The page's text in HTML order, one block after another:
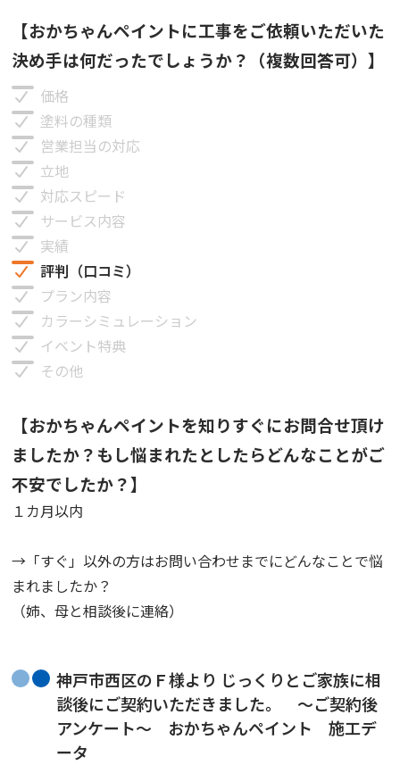
【おかちゃんペイントに工事をご依頼いただいた
決め手は何だったでしょうか？（複数回答可）】
価格
塗料の種類
営業担当の対応
立地
対応スピード
サービス内容
実績
評判（口コミ）
プラン内容
カラーシミュレーション
イベント特典
その他
【おかちゃんペイントを知りすぐにお問合せ頂け
ましたか？もし悩まれたとしたらどんなことがご
不安でしたか？】
１カ月以内
→「すぐ」以外の方はお問い合わせまでにどんなことで悩
まれましたか？
（姉、母と相談後に連絡）
神戸市西区のＦ様より じっくりとご家族に相
談後にご契約いただきました。 ～ご契約後
アンケート～ おかちゃんペイント 施工デ
ータ